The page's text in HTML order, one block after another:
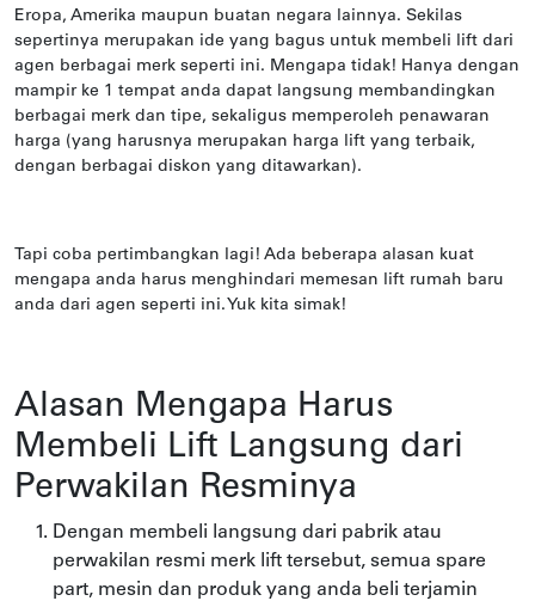
Eropa, Amerika maupun buatan negara lainnya. Sekilas
sepertinya merupakan ide yang bagus untuk membeli lift dari
agen berbagai merk seperti ini. Mengapa tidak! Hanya dengan
mampir ke 1 tempat anda dapat langsung membandingkan
berbagai merk dan tipe, sekaligus memperoleh penawaran
harga (yang harusnya merupakan harga lift yang terbaik,
dengan berbagai diskon yang ditawarkan).
Tapi coba pertimbangkan lagi! Ada beberapa alasan kuat
mengapa anda harus menghindari memesan lift rumah baru
anda dari agen seperti ini. Yuk kita simak!
Alasan Mengapa Harus
Membeli Lift Langsung dari
Perwakilan Resminya
Dengan membeli langsung dari pabrik atau
perwakilan resmi merk lift tersebut, semua spare
part, mesin dan produk yang anda beli terjamin